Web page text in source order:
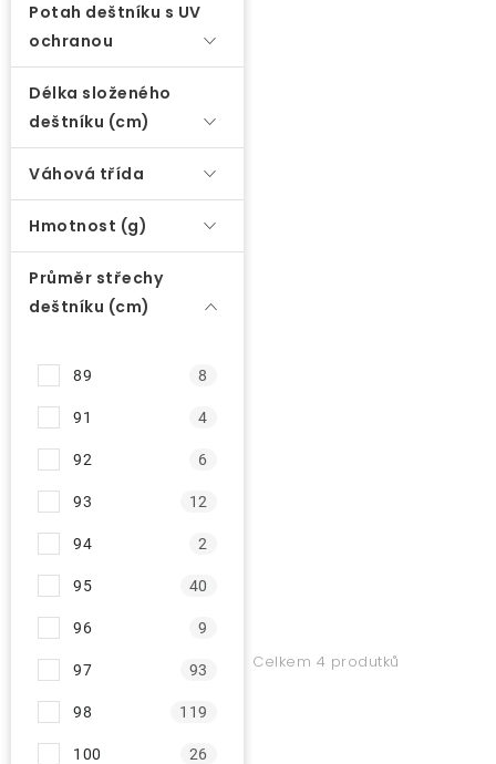
Klub výhod
Naše katalogy
O nás
Kontakty
Potah deštníku s UV
ochranou
Délka složeného
deštníku (cm)
Váhová třída
Hmotnost (g)
Průměr střechy
deštníku (cm)
89 8
91 4
92 6
93 12
94 2
95 40
96 9
97 93
98 119
100 26
Celkem 4 produtků